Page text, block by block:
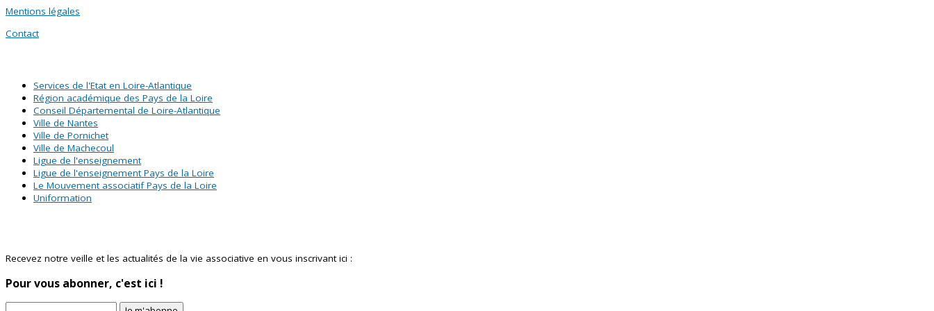
Mentions légales
Contact
Services de l'Etat en Loire-Atlantique
Région académique des Pays de la Loire
Conseil Départemental de Loire-Atlantique
Ville de Nantes
Ville de Pornichet
Ville de Machecoul
Ligue de l'enseignement
Ligue de l'enseignement Pays de la Loire
Le Mouvement associatif Pays de la Loire
Uniformation
Recevez notre veille et les actualités de la vie associative en vous inscrivant ici :
Pour vous abonner, c'est ici !